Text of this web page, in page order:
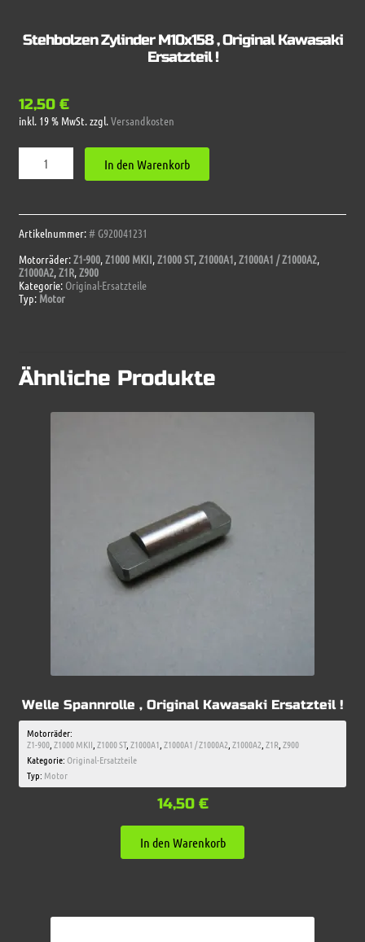
Stehbolzen Zylinder M10x158 , Original Kawasaki
Ersatzteil !
12,50 €
inkl. 19 % MwSt.zzgl.Versandkosten
Zylinder
Original
Kawasaki
!
Menge
In den Warenkorb
Artikelnummer:# G920041231
Motorräder:Z1-900,Z1000 MKII,Z1000 ST,Z1000A1,Z1000A1 / Z1000A2,
Z1000A2,Z1R,Z900
Kategorie: Original-Ersatzteile
Typ: Motor
Ähnliche Produkte
Welle Spannrolle , Original Kawasaki Ersatzteil !
Motorräder:
Z1-900, Z1000 MKII Z1000 ST, Z1000A1 Z1000A1 / Z1000A2 Z1000A2 Z1R, Z900
Kategorie:Original-Ersatzteile
Typ: Motor
14,50 €
In den Warenkorb